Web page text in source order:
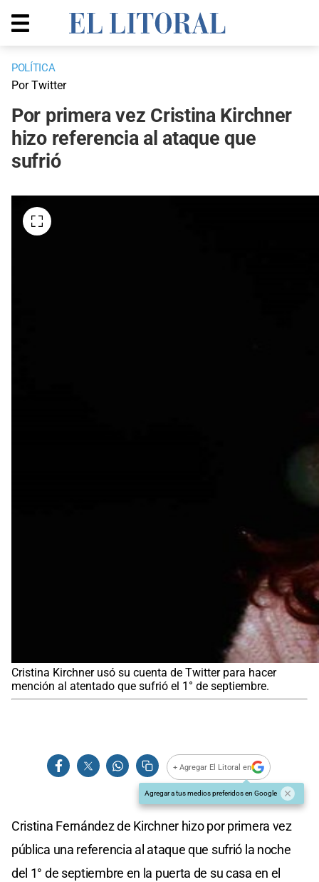
POLÍTICA
Por Twitter
Por primera vez Cristina Kirchner
hizo referencia al ataque que
sufrió
Cristina Kirchner usó su cuenta de Twitter para hacer
mención al atentado que sufrió el 1° de septiembre.
+ Agregar El Litoral en
Agregar a tus medios preferidos en Google
Cristina Fernández de Kirchner hizo por primera vez
pública una referencia al ataque que sufrió la noche
del 1° de septiembre en la puerta de su casa en el